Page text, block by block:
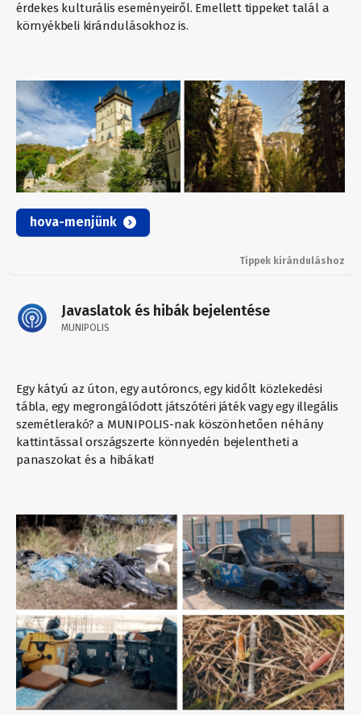
érdekes kulturális eseményeiről. Emellett tippeket talál a
környékbeli kirándulásokhoz is.
hova-menjünk
Tippek kiránduláshoz
Javaslatok és hibák bejelentése
MUNIPOLIS
Egy kátyú az úton, egy autóroncs, egy kidőlt közlekedési
tábla, egy megrongálódott játszótéri játék vagy egy illegális
szemétlerakó? a MUNIPOLIS-nak köszönhetően néhány
kattintással országszerte könnyedén bejelentheti a
panaszokat és a hibákat!